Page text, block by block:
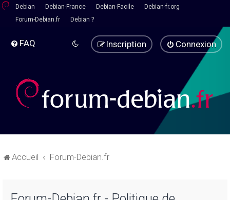
Debian Debian-France Debian-Facile
Debian-fr.org
Forum-Debian.fr
Debian ?
FAQ Connexion
Inscription
Accueil Forum-Debian.fr